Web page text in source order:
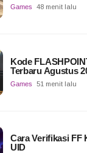
Games 48 menit lalu
Kode
Terbaru Agustus
Games 51 menit lalu
Cara Verifikasi FF
UID